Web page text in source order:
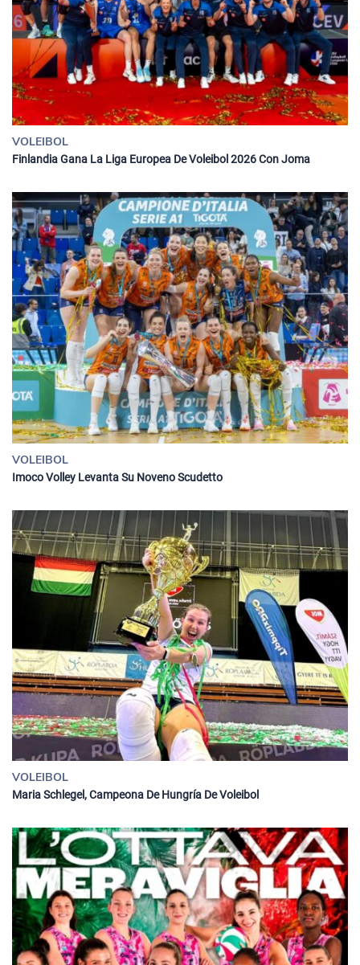
VOLEIBOL
Finlandia Gana La Liga Europea De Voleibol 2026 Con Joma
VOLEIBOL
Imoco Volley Levanta Su Noveno Scudetto
VOLEIBOL
Maria Schlegel, Campeona De Hungría De Voleibol